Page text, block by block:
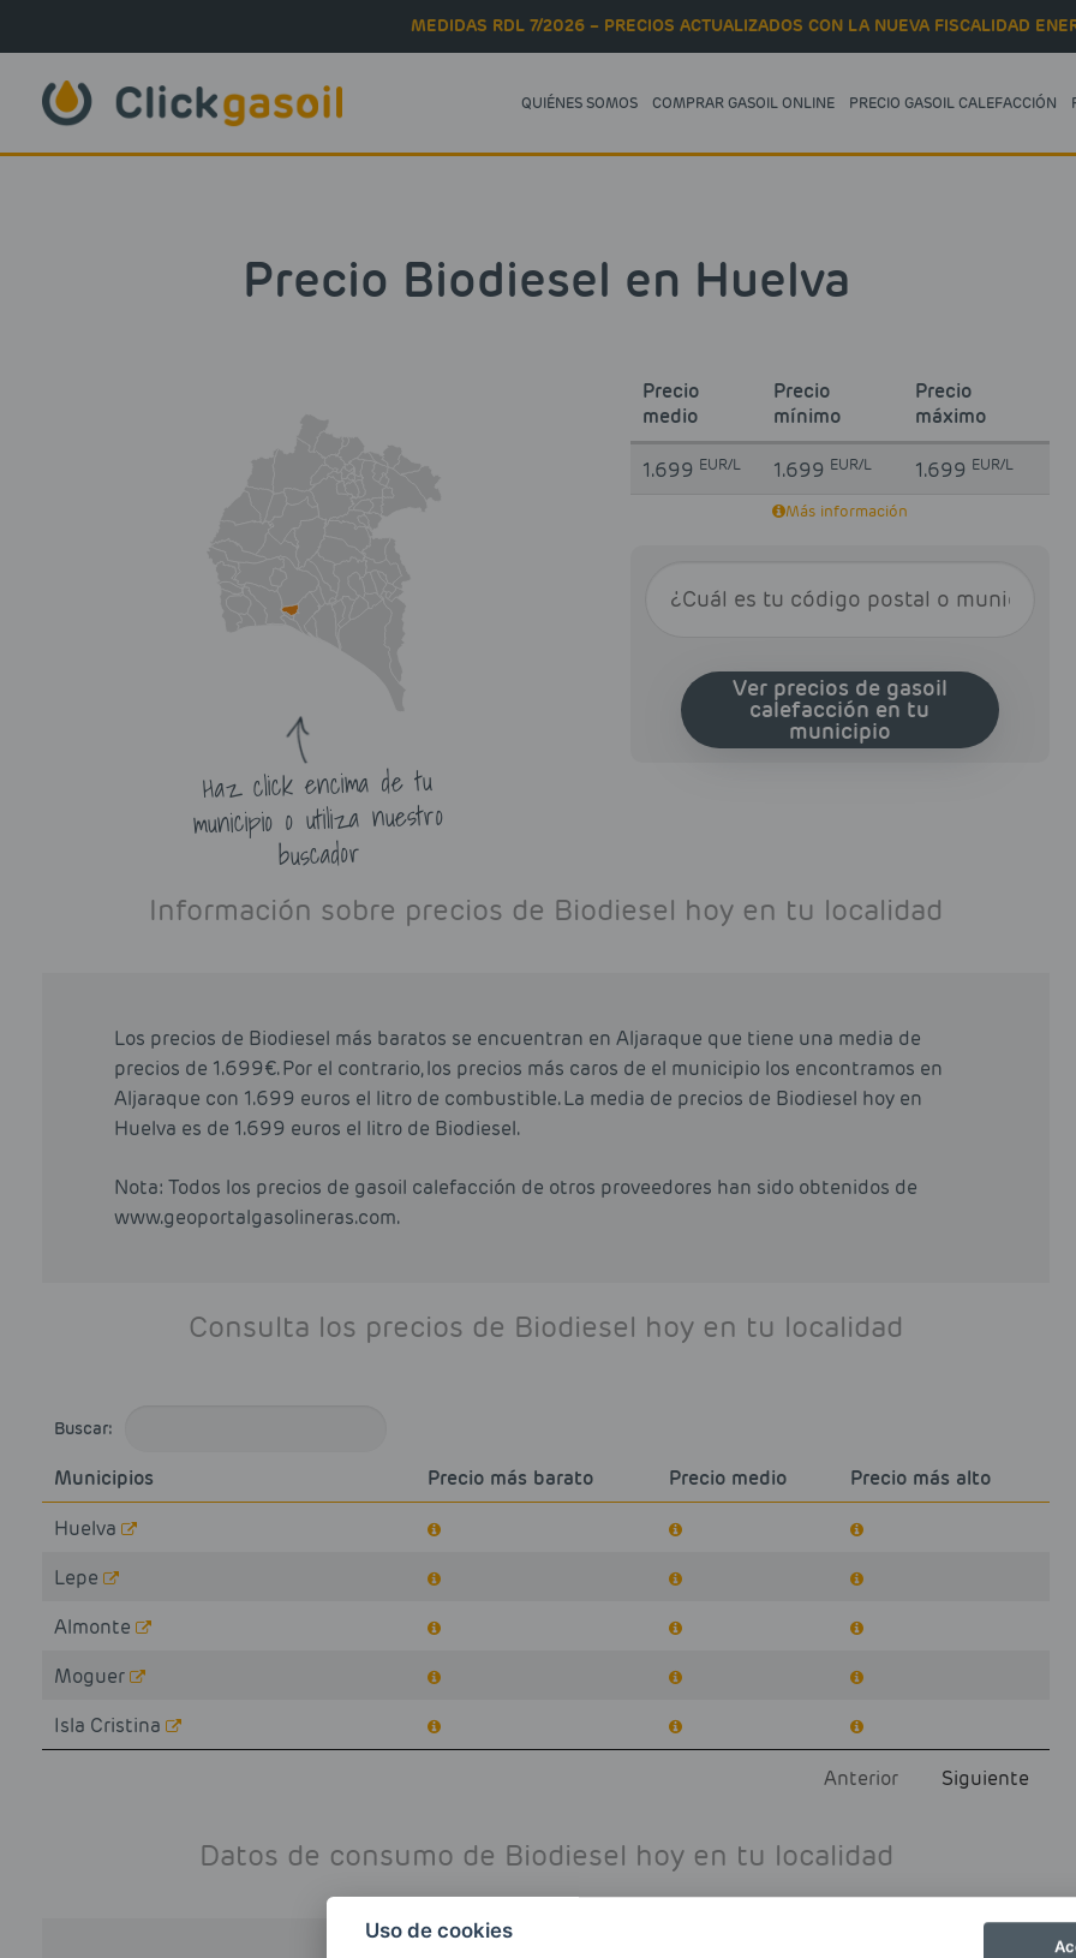
MEDIDAS RDL 7/2026 – PRECIOS ACTUALIZADOS CON LA NUEVA FISCALIDAD
QUIÉNES SOMOS COMPRAR GASOIL ONLINE PRECIO GASOIL CALEFACCIÓN
Precio Biodiesel en Huelva
Haz click encima de tu
municipio o utiliza nuestro
buscador
Precio
medio
Precio
mínimo
Precio
máximo
1.699 EUR/L 1.699 EUR/L 1.699 EUR/L
Más información
Ver precios de gasoil
calefacción en tu
municipio
Información sobre precios de Biodiesel hoy en tu localidad
Los precios de Biodiesel más baratos se encuentran en Aljaraque que tiene una media de
precios de 1.699€. Por el contrario, los precios más caros de el municipio los encontramos en
Aljaraque con 1.699 euros el litro de combustible. La media de precios de Biodiesel hoy en
Huelva es de 1.699 euros el litro de Biodiesel.
Nota: Todos los precios de gasoil calefacción de otros proveedores han sido obtenidos de
www.geoportalgasolineras.com.
Consulta los precios de Biodiesel hoy en tu localidad
Buscar:
Municipios Precio más barato Precio medio
Precio más alto
Huelva
Lepe
Almonte
Moguer
Isla Cristina
Anterior Siguiente
Datos de consumo de Biodiesel hoy en tu localidad
Uso de cookies